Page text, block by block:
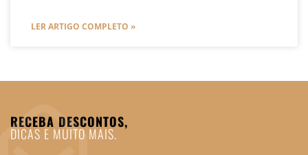
LER ARTIGO COMPLETO »
RECEBA DESCONTOS,
DICAS E MUITO MAIS.